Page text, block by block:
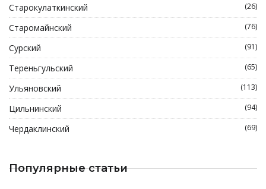
Старокулаткинский (26)
Старомайнский (76)
Сурский (91)
Тереньгульский (65)
Ульяновский (113)
Цильнинский (94)
Чердаклинский (69)
Популярные статьи